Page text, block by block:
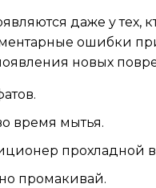
даже у тех,
ошибки
новых
время мытья.
прохладной
промакивай.